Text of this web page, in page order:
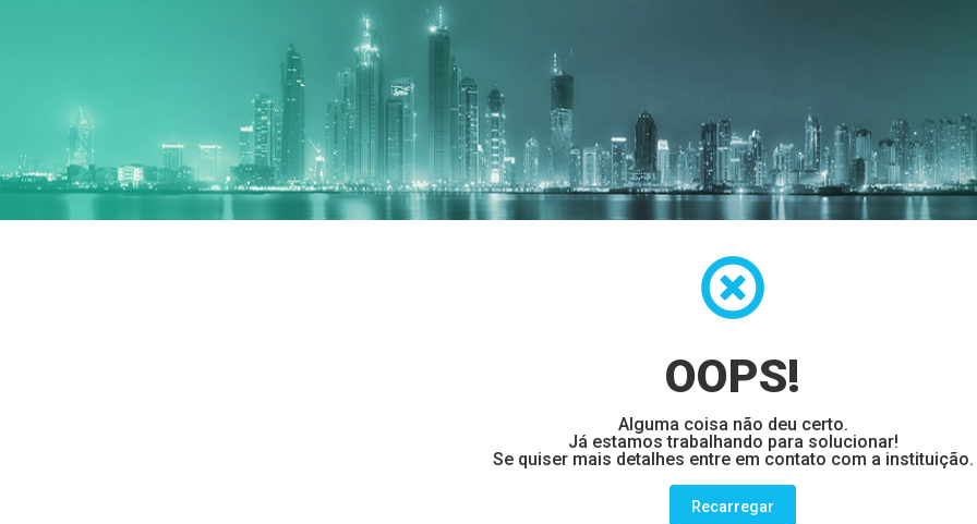
OOPS!
Alguma coisa não deu certo.
Já estamos trabalhando para solucionar!
Se quiser mais detalhes entre em contato com a instituição.
Recarregar